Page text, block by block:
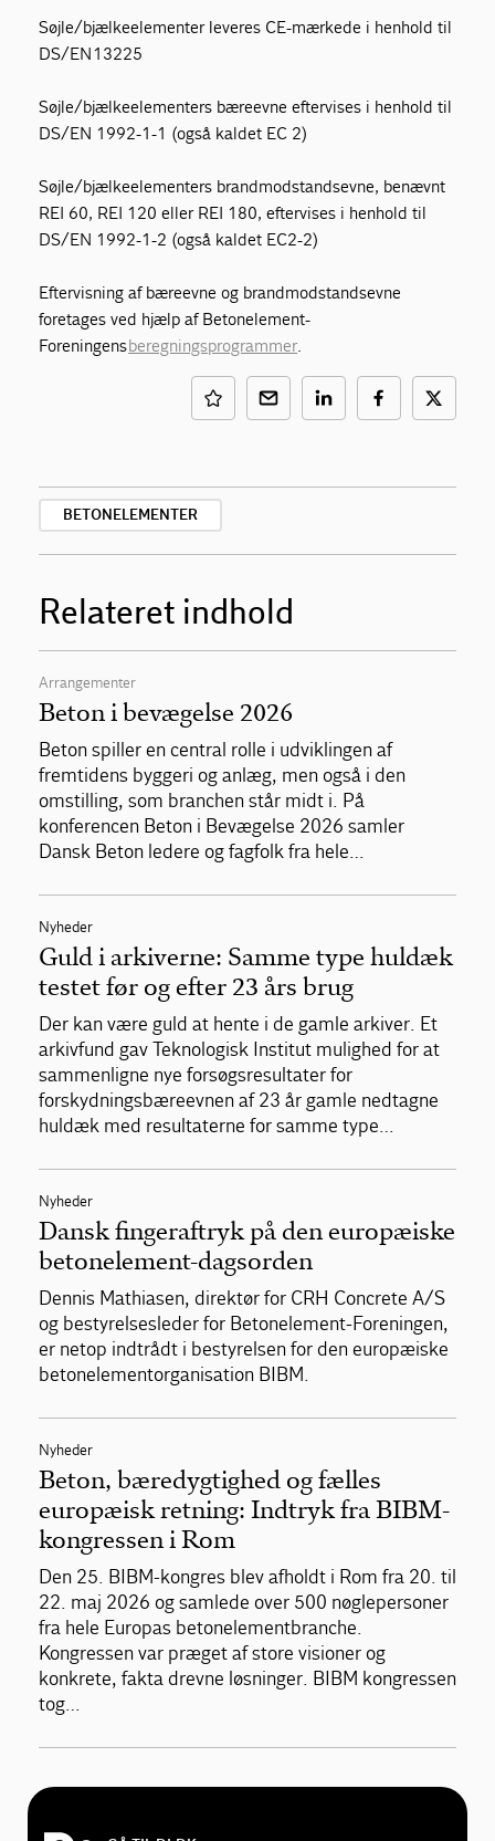
Søjle/bjælkeelementer leveres CE-mærkede i henhold til
DS/EN 13225
Søjle/bjælkeelementers bæreevne eftervises i henhold til
DS/EN 1992-1-1 (også kaldet EC 2)
Søjle/bjælkeelementers brandmodstandsevne, benævnt
REI 60, REI 120 eller REI 180, eftervises i henhold til
DS/EN 1992-1-2 (også kaldet EC2-2)
Eftervisning af bæreevne og brandmodstandsevne
foretages ved hjælp af Betonelement-
Foreningensberegningsprogrammer.
BETONELEMENTER
Relateret indhold
Arrangementer
Beton i bevægelse 2026
Beton spiller en central rolle i udviklingen af
fremtidens byggeri og anlæg, men også i den
omstilling, som branchen står midt i. På
konferencen Beton i Bevægelse 2026 samler
Dansk Beton ledere og fagfolk fra hele…
Nyheder
Guld i arkiverne: Samme type huldæk
testet før og efter 23 års brug
Der kan være guld at hente i de gamle arkiver. Et
arkivfund gav Teknologisk Institut mulighed for at
sammenligne nye forsøgsresultater for
forskydningsbæreevnen af 23 år gamle nedtagne
huldæk med resultaterne for samme type…
Nyheder
Dansk fingeraftryk på den europæiske
betonelement-dagsorden
Dennis Mathiasen, direktør for CRH Concrete A/S
og bestyrelsesleder for Betonelement-Foreningen,
er netop indtrådt i bestyrelsen for den europæiske
betonelementorganisation BIBM.
Nyheder
Beton, bæredygtighed og fælles
europæisk retning: Indtryk fra BIBM-
kongressen i Rom
Den 25. BIBM-kongres blev afholdt i Rom fra 20. til
22. maj 2026 og samlede over 500 nøglepersoner
fra hele Europas betonelementbranche.
Kongressen var præget af store visioner og
konkrete, fakta drevne løsninger. BIBM kongressen
tog…